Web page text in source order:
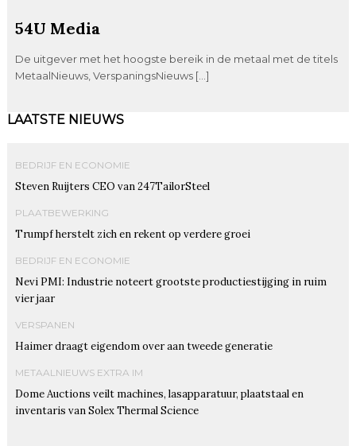
54U Media
De uitgever met het hoogste bereik in de metaal met de titels
MetaalNieuws, VerspaningsNieuws […]
LAATSTE NIEUWS
BEDRIJF EN ECONOMIE
Steven Ruijters CEO van 247TailorSteel
PLAATBEWERKING
Trumpf herstelt zich en rekent op verdere groei
BEDRIJF EN ECONOMIE
Nevi PMI: Industrie noteert grootste productiestijging in ruim
vier jaar
VERSPANEN
Haimer draagt eigendom over aan tweede generatie
METAALNIEUWS EXTRA IM
Dome Auctions veilt machines, lasapparatuur, plaatstaal en
inventaris van Solex Thermal Science